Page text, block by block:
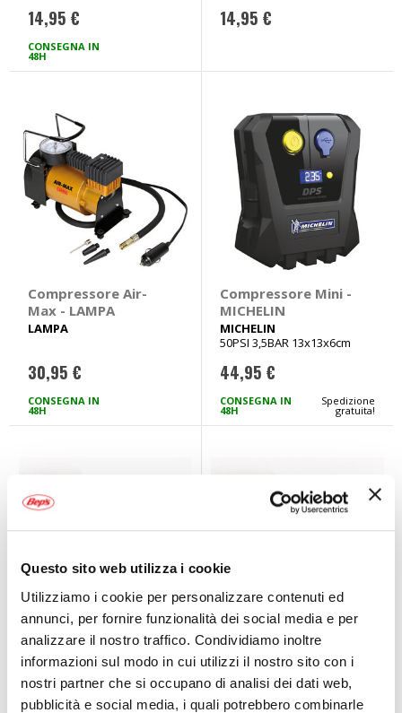
Questo sito web utilizza i cookie
Utilizziamo i cookie per personalizzare contenuti ed
annunci, per fornire funzionalità dei social media e per
analizzare il nostro traffico. Condividiamo inoltre
informazioni sul modo in cui utilizzi il nostro sito con i
nostri partner che si occupano di analisi dei dati web,
pubblicità e social media, i quali potrebbero combinarle
14,95 €
CONSEGNA IN
48H
14,95 €
Compressore Air-
Max - LAMPA
LAMPA
30,95 €
CONSEGNA IN
48H
Compressore Mini -
MICHELIN
MICHELIN
50PSI 3,5BAR 13x13x6cm
44,95 €
CONSEGNA IN
48H
Spedizione
gratuita!
Compressore Con
manometro -
WEKGO
WEKGO
12V 5.5BAR
Compressore Con
manometro.
Multifunzione -
WEKGO
WEKGO
12V 8,2BAR